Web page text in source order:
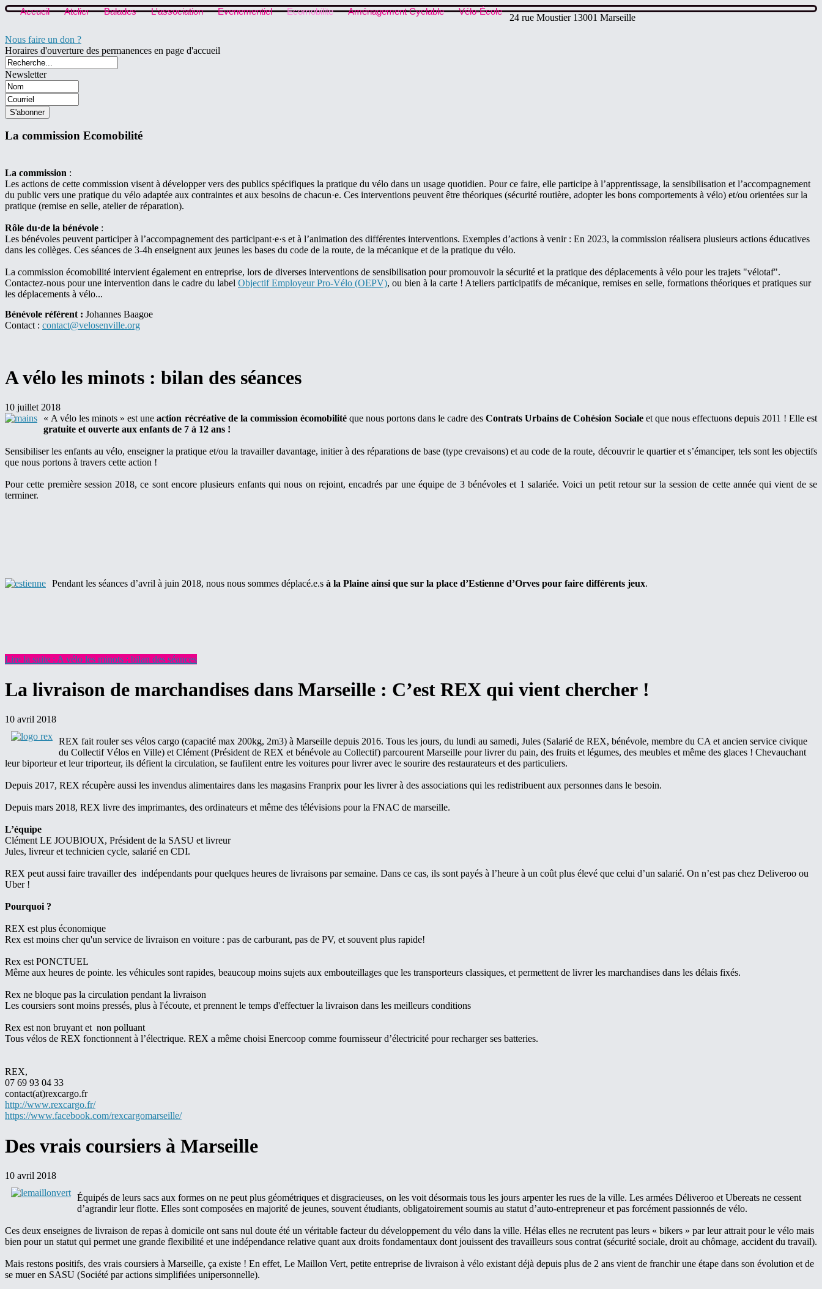
Accueil Atelier Balades L'association Evenementiel Ecomobilite Aménagement Cyclable Vélo-École
24 rue Moustier 13001 Marseille
Nous faire un don ?
Horaires d'ouverture des permanences en page d'accueil
Newsletter
La commission Ecomobilité
La commission :
Les actions de cette commission visent à développer vers des publics spécifiques la pratique du vélo dans un usage quotidien. Pour ce faire, elle participe à l’apprentissage, la sensibilisation et l’accompagnement
du public vers une pratique du vélo adaptée aux contraintes et aux besoins de chacun·e. Ces interventions peuvent être théoriques (sécurité routière, adopter les bons comportements à vélo) et/ou orientées sur la
pratique (remise en selle, atelier de réparation).
Rôle du·de la bénévole :
Les bénévoles peuvent participer à l’accompagnement des participant·e·s et à l’animation des différentes interventions. Exemples d’actions à venir : En 2023, la commission réalisera plusieurs actions éducatives
dans les collèges. Ces séances de 3-4h enseignent aux jeunes les bases du code de la route, de la mécanique et de la pratique du vélo.
La commission écomobilité intervient également en entreprise, lors de diverses interventions de sensibilisation pour promouvoir la sécurité et la pratique des déplacements à vélo pour les trajets "vélotaf".
Contactez-nous pour une intervention dans le cadre du label Objectif Employeur Pro-Vélo (OEPV), ou bien à la carte ! Ateliers participatifs de mécanique, remises en selle, formations théoriques et pratiques sur
les déplacements à vélo...
Bénévole référent : Johannes Baagoe
Contact : contact@velosenville.org
A vélo les minots : bilan des séances
10 juillet 2018
« A vélo les minots » est uneaction récréative de la commission écomobilitéque nous portons dans le cadre desContrats Urbains de Cohésion Socialeet que nous effectuons depuis 2011 ! Elle est
gratuite et ouverte aux enfants de 7 à 12 ans !
Sensibiliser les enfants au vélo, enseigner la pratique et/ou la travailler davantage, initier à des réparations de base (type crevaisons) et au code de la route, découvrir le quartier et s’émanciper, tels sont les objectifs
que nous portons à travers cette action !
Pour cette première session 2018, ce sont encore plusieurs enfants qui nous on rejoint, encadrés par une équipe de 3 bénévoles et 1 salariée. Voici un petit retour sur la session de cette année qui vient de se
terminer.
Pendant les séances d’avril à juin 2018, nous nous sommes déplacé.e.s à la Plaine ainsi que sur la place d’Estienne d’Orves pour faire différents jeux.
Lire la suite : A vélo les minots : bilan des séances
La livraison de marchandises dans Marseille : C’est REX qui vient chercher !
10 avril 2018
REX fait rouler ses vélos cargo (capacité max 200kg, 2m3) à Marseille depuis 2016. Tous les jours, du lundi au samedi, Jules (Salarié de REX, bénévole, membre du CA et ancien service civique
du Collectif Vélos en Ville) et Clément (Président de REX et bénévole au Collectif) parcourent Marseille pour livrer du pain, des fruits et légumes, des meubles et même des glaces ! Chevauchant
leur biporteur et leur triporteur, ils défient la circulation, se faufilent entre les voitures pour livrer avec le sourire des restaurateurs et des particuliers.
Depuis 2017, REX récupère aussi les invendus alimentaires dans les magasins Franprix pour les livrer à des associations qui les redistribuent aux personnes dans le besoin.
Depuis mars 2018, REX livre des imprimantes, des ordinateurs et même des télévisions pour la FNAC de marseille.
L’équipe
Clément LE JOUBIOUX, Président de la SASU et livreur
Jules, livreur et technicien cycle, salarié en CDI.
REX peut aussi faire travailler des indépendants pour quelques heures de livraisons par semaine. Dans ce cas, ils sont payés à l’heure à un coût plus élevé que celui d’un salarié. On n’est pas chez Deliveroo ou
Uber !
Pourquoi ?
REX est plus économique
Rex est moins cher qu'un service de livraison en voiture : pas de carburant, pas de PV, et souvent plus rapide!
Rex est PONCTUEL
Même aux heures de pointe. les véhicules sont rapides, beaucoup moins sujets aux embouteillages que les transporteurs classiques, et permettent de livrer les marchandises dans les délais fixés.
Rex ne bloque pas la circulation pendant la livraison
Les coursiers sont moins pressés, plus à l'écoute, et prennent le temps d'effectuer la livraison dans les meilleurs conditions
Rex est non bruyant et non polluant
Tous vélos de REX fonctionnent à l’électrique. REX a même choisi Enercoop comme fournisseur d’électricité pour recharger ses batteries.
REX,
07 69 93 04 33
contact(at)rexcargo.fr
http://www.rexcargo.fr/
https://www.facebook.com/rexcargomarseille/
Des vrais coursiers à Marseille
10 avril 2018
Équipés de leurs sacs aux formes on ne peut plus géométriques et disgracieuses, on les voit désormais tous les jours arpenter les rues de la ville. Les armées Déliveroo et Ubereats ne cessent
d’agrandir leur flotte. Elles sont composées en majorité de jeunes, souvent étudiants, obligatoirement soumis au statut d’auto-entrepreneur et pas forcément passionnés de vélo.
Ces deux enseignes de livraison de repas à domicile ont sans nul doute été un véritable facteur du développement du vélo dans la ville. Hélas elles ne recrutent pas leurs « bikers » par leur attrait pour le vélo mais
bien pour un statut qui permet une grande flexibilité et une indépendance relative quant aux droits fondamentaux dont jouissent des travailleurs sous contrat (sécurité sociale, droit au chômage, accident du travail).
Mais restons positifs, des vrais coursiers à Marseille, ça existe ! En effet, Le Maillon Vert, petite entreprise de livraison à vélo existant déjà depuis plus de 2 ans vient de franchir une étape dans son évolution et de
se muer en SASU (Société par actions simplifiées unipersonnelle).